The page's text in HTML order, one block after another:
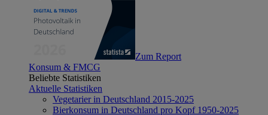
Zum Report
Konsum & FMCG
Beliebte Statistiken
Aktuelle Statistiken
Vegetarier in Deutschland 2015-2025
Bierkonsum in Deutschland pro Kopf 1950-2025